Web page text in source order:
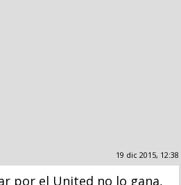
19 dic 2015, 12:38
por el United no lo gana,